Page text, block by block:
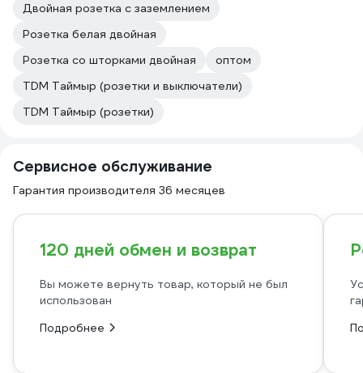
Двойная розетка с заземлением
Розетка белая двойная
Розетка со шторками двойная
оптом
TDM Таймыр (розетки и выключатели)
TDM Таймыр (розетки)
Сервисное обслуживание
Гарантия производителя 36 месяцев
120 дней обмен и возврат
Вы можете вернуть товар, который не был
использован
Подробнее